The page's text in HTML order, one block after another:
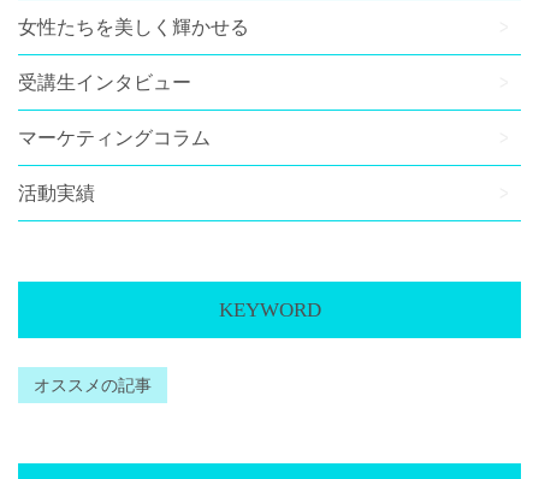
女性たちを美しく輝かせる
受講生インタビュー
マーケティングコラム
活動実績
KEYWORD
オススメの記事